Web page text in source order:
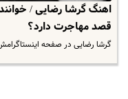
اهنگ گرشا رضایی /
قصد مهاجرت دارد؟
گرشا رضایی در صفحه